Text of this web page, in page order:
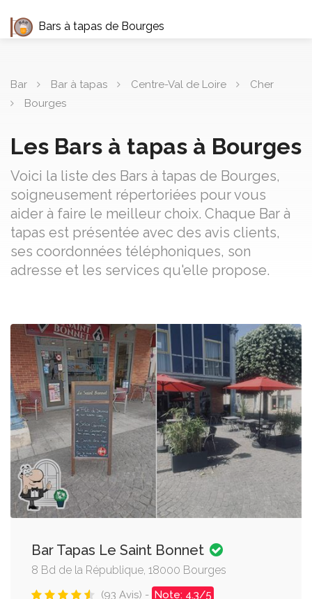
Bars à tapas de Bourges
Bar Bar à tapas Centre-Val de Loire
Cher
Bourges
Les Bars à tapas à Bourges
Voici la liste des Bars à tapas de Bourges,
soigneusement répertoriées pour vous
aider à faire le meilleur choix. Chaque Bar à
tapas est présentée avec des avis clients,
ses coordonnées téléphoniques, son
adresse et les services qu'elle propose.
Bar Tapas Le Saint Bonnet
8 Bd de la République, 18000 Bourges
(93 Avis) - Note: 4.3/5